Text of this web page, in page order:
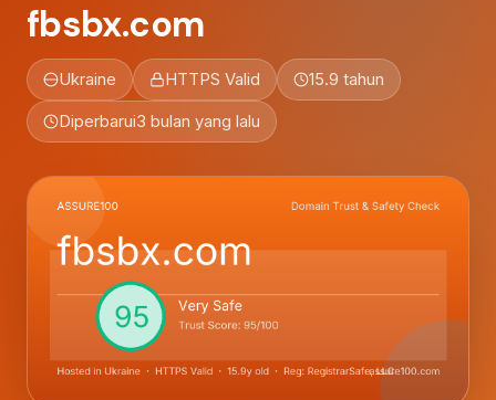
fbsbx.com
Ukraine HTTPS Valid 15.9 tahun
Diperbarui3 bulan yang lalu